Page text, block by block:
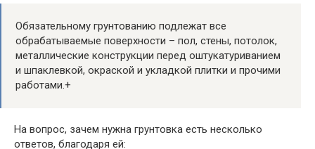
Обязательному грунтованию подлежат все
обрабатываемые поверхности – пол, стены, потолок,
металлические конструкции перед оштукатуриванием
и шпаклевкой, окраской и укладкой плитки и прочими
работами. +
На вопрос, зачем нужна грунтовка есть несколько
ответов, благодаря ей: